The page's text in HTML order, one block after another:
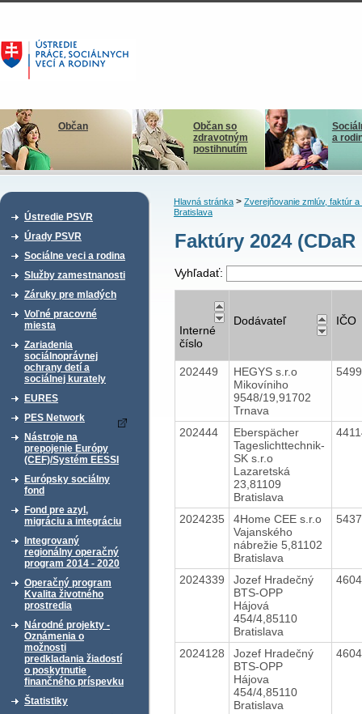
Občan
Občan so
zdravotným
postihnutím
a
Ústredie PSVR
Úrady PSVR
Sociálne veci a rodina
Služby zamestnanosti
Záruky pre mladých
Voľné pracovné
miesta
Zariadenia
sociálnoprávnej
ochrany detí a
sociálnej kurately
EURES
PES Network
Nástroje na
prepojenie Európy
(CEF)/Systém EESSI
Európsky sociálny
fond
Fond pre azyl,
migráciu a integráciu
Integrovaný
regionálny operačný
program 2014 - 2020
Operačný program
Kvalita životného
prostredia
Národné projekty -
Oznámenia o
možnosti
predkladania žiadostí
o poskytnutie
finančného príspevku
Štatistiky
Hlavná stránka> Zverejňovanie zmlúv, faktúr a
Bratislava
Faktúry 2024
Vyhľadať:
Interné
číslo
Dodávateľ IČO
202449
HEGYS s.r.o
Mikovíniho
9548/19,91702
Trnava
202444
Eberspächer
Tageslichttechnik-
SK s.r.o
Lazaretská
23,81109
Bratislava
2024235
4Home CEE s.r.o
Vajanského
nábrežie 5,81102
Bratislava
2024339
Jozef Hradečný
BTS-OPP
Hájová
454/4,85110
Bratislava
2024128
Jozef Hradečný
BTS-OPP
Hájova
454/4,85110
Bratislava